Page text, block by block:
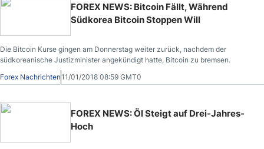
FOREX NEWS: Bitcoin Fällt, Während
Südkorea Bitcoin Stoppen Will
Die Bitcoin Kurse gingen am Donnerstag weiter zurück, nachdem der
südkoreanische Justizminister angekündigt hatte, Bitcoin zu bremsen.
Forex Nachrichten11/01/2018 08:59 GMT0
FOREX NEWS: Öl Steigt auf Drei-Jahres-
Hoch